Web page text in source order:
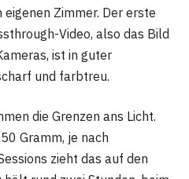
Zimmer. Der erste
Video, also das Bild
ist in guter
und farbtreu.
die Grenzen ans Licht.
Gramm, je nach
zieht das auf den